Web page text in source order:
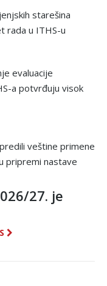
starešina
rada u ITHS-u
evaluacije
a potvrđuju visok
veštine primene
pripremi nastave
27. je